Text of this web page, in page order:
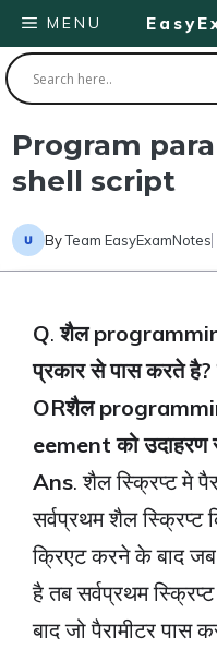
Skip
to
content
MENU
Program
shell script
ByTeam EasyExamNotes
Q.शैल
प्रकार से पास करते
ORशैल
eement को उदाहरण
Ans. शैल स्क्रिप्ट मे
सर्वप्रथम शैल
क्रिएट करने के बाद
है तब सर्वप्रथम
बाद जो पैरामीटर पास